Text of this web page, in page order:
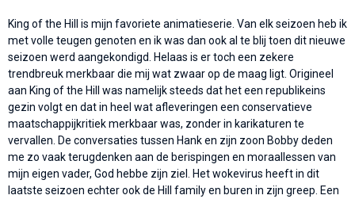
King of the Hill is mijn favoriete animatieserie. Van elk seizoen heb ik
met volle teugen genoten en ik was dan ook al te blij toen dit nieuwe
seizoen werd aangekondigd. Helaas is er toch een zekere
trendbreuk merkbaar die mij wat zwaar op de maag ligt. Origineel
aan King of the Hill was namelijk steeds dat het een republikeins
gezin volgt en dat in heel wat afleveringen een conservatieve
maatschappijkritiek merkbaar was, zonder in karikaturen te
vervallen. De conversaties tussen Hank en zijn zoon Bobby deden
me zo vaak terugdenken aan de berispingen en moraallessen van
mijn eigen vader, God hebbe zijn ziel. Het wokevirus heeft in dit
laatste seizoen echter ook de Hill family en buren in zijn greep. Een